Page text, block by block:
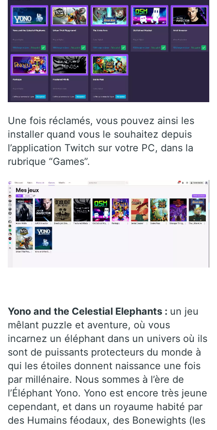
Une fois réclamés, vous pouvez ainsi les
installer quand vous le souhaitez depuis
l’application Twitch sur votre PC, dans la
rubrique “Games”.
Yono and the Celestial Elephants : un jeu
mêlant puzzle et aventure, où vous
incarnez un éléphant dans un univers où ils
sont de puissants protecteurs du monde à
qui les étoiles donnent naissance une fois
par millénaire. Nous sommes à l’ère de
l’Éléphant Yono. Yono est encore très jeune
cependant, et dans un royaume habité par
des Humains féodaux, des Bonewights (les